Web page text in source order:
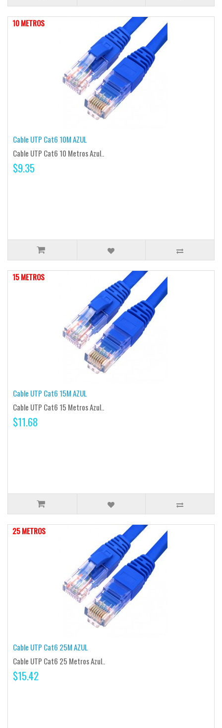
10 METROS
Cable UTP Cat6 10M AZUL
Cable UTP Cat6 10 Metros Azul..
$9.35
15 METROS
Cable UTP Cat6 15M AZUL
Cable UTP Cat6 15 Metros Azul..
$11.68
25 METROS
Cable UTP Cat6 25M AZUL
Cable UTP Cat6 25 Metros Azul..
$15.42